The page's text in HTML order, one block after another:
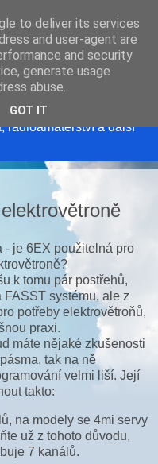
radioamatérství a další
- je 6EX použitelná pro
k tomu pár postřehů,
systému, ale z
potřeby elektrovětroňů,
praxi.
máte nějaké zkušenosti
tak na ně
velmi liší. Její
takto:
na modely se 4mi servy
už z tohoto důvodu,
7 kanálů.
to deliver its services
and user-agent are
and security
generate usage
abuse.
GOT IT